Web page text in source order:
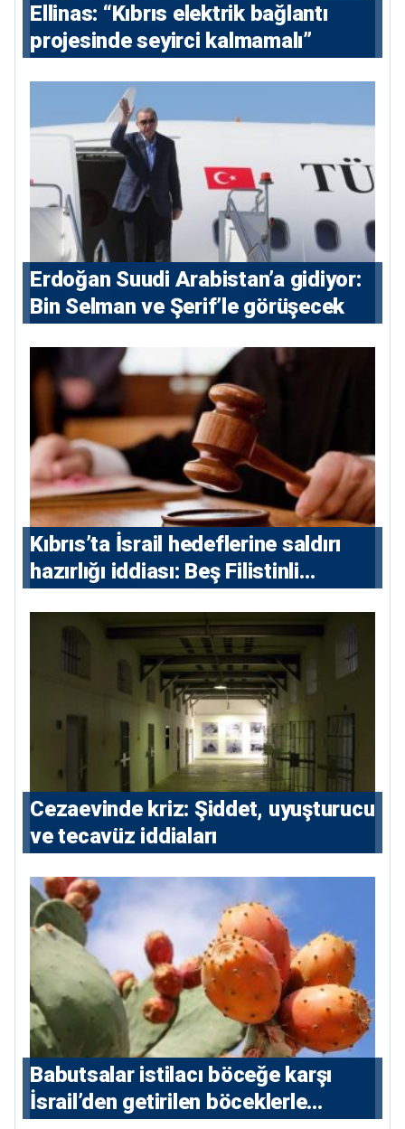
Ellinas: “Kıbrıs elektrik bağlantı
projesinde seyirci kalmamalı”
Erdoğan Suudi Arabistan’a gidiyor:
Bin Selman ve Şerif’le görüşecek
Kıbrıs’ta İsrail hedeflerine saldırı
hazırlığı iddiası: Beş Filistinli
Cezaevinde kriz: Şiddet, uyuşturucu
ve tecavüz iddiaları
Babutsalar istilacı böceğe karşı
İsrail’den getirilen böceklerle